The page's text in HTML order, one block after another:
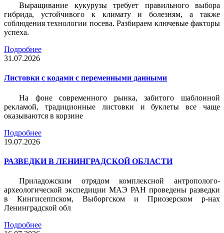
Выращивание кукурузы требует правильного выбора
гибрида, устойчивого к климату и болезням, а также
соблюдения технологии посева. Разбираем ключевые факторы
успеха.
Подробнее
31.07.2026
Листовки c кодами с переменными данными
На фоне современного рынка, забитого шаблонной
рекламой, традиционные листовки и буклеты все чаще
оказываются в корзине
Подробнее
19.07.2026
РАЗВЕДКИ В ЛЕНИНГРАДСКОЙ ОБЛАСТИ
Приладожским отрядом комплексной антрополого-
археологической экспедиции МАЭ РАН проведены разведки
в Кингисеппском, Выборгском и Приозерском р-нах
Ленинградской обл
Подробнее